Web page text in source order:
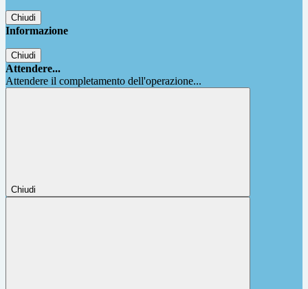
Chiudi
Informazione
Chiudi
Attendere...
Attendere il completamento dell'operazione...
Chiudi